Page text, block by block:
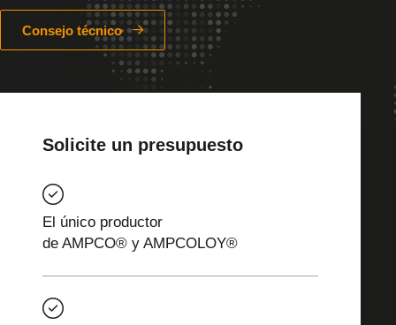
Consejo técnico
Solicite un presupuesto
El único productor
de AMPCO® y AMPCOLOY®